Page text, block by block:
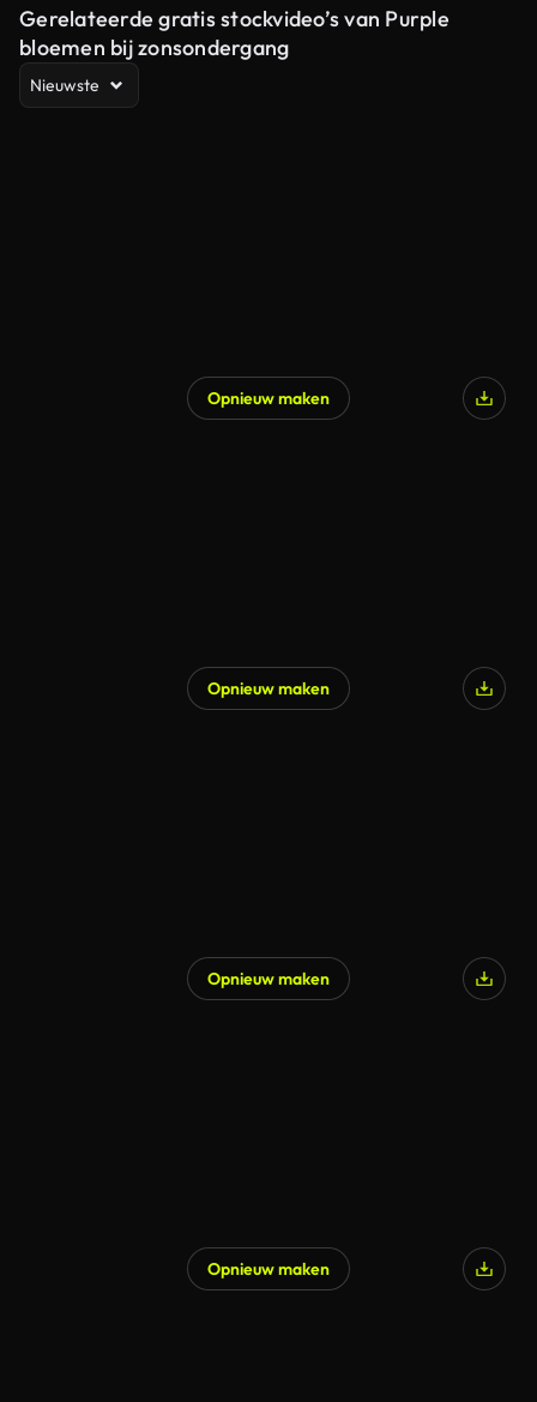
Gerelateerde gratis stockvideo’s van Purple
bloemen bij zonsondergang
Nieuwste
Opnieuw maken
Opnieuw maken
Opnieuw maken
Opnieuw maken